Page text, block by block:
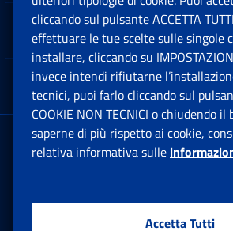
Note Legali
App mobile
Sede Legale : Via Ciro il
00144 Roma
cliccando sul pulsante ACCETTA
effettuare le tue scelte sulle singole
installare, cliccando su
invece intendi rifiutarne
tecnici, puoi farlo cliccando sul
COOKIE NON TECNICI o chiudendo il
saperne di più rispetto ai cookie,
relativa informativa sulle
Accetta Tutti